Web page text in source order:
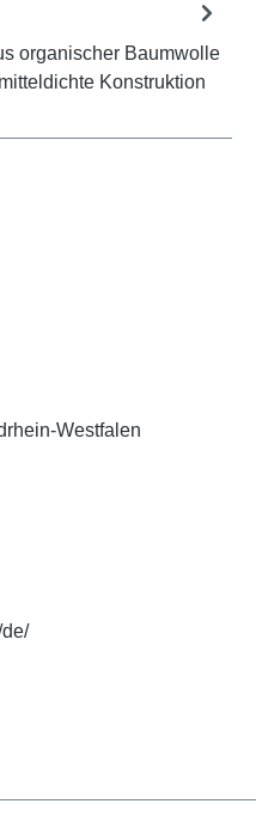
organischer Baumwolle
Konstruktion
Westfalen